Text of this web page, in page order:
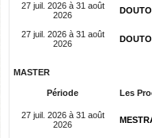
27 juil. 2026 à 31 août
2026
27 juil. 2026 à 31 août
2026
MASTER
Période Les
27 juil. 2026 à 31 août
2026